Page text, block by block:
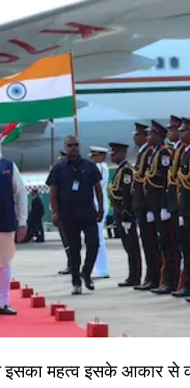
महत्व इसके आकार से